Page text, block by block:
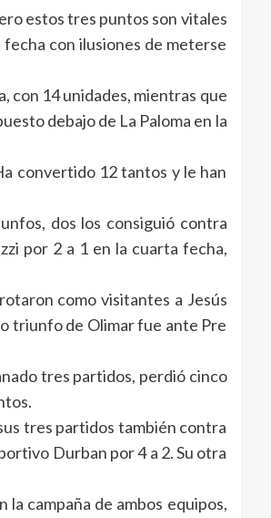
estos tres puntos son vitales
con ilusiones de meterse
con 14 unidades, mientras que
debajo de La Paloma en la
convertido 12 tantos y le han
dos los consiguió contra
por 2 a 1 en la cuarta fecha,
como visitantes a Jesús
triunfo de Olimar fue ante Pre
tres partidos, perdió cinco
tres partidos también contra
Durban por 4 a 2. Su otra
campaña de ambos equipos,